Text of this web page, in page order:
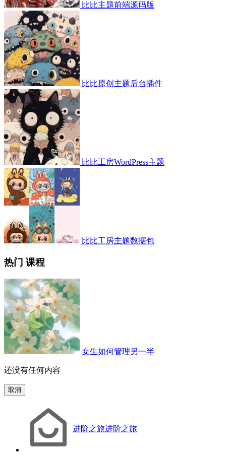
比比主题前端源码版
比比原创主题后台插件
比比工房WordPress主题
比比工房主题数据包
热门 课程
女生如何管理另一半
还没有任何内容
取消
进阶之旅进阶之旅